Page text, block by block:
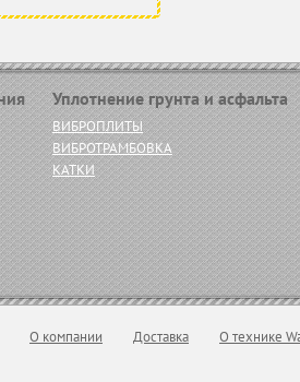
Уплотнение грунта и асфальта
ВИБРОПЛИТЫ
ВИБРОТРАМБОВКА
КАТКИ
О компании Доставка О технике